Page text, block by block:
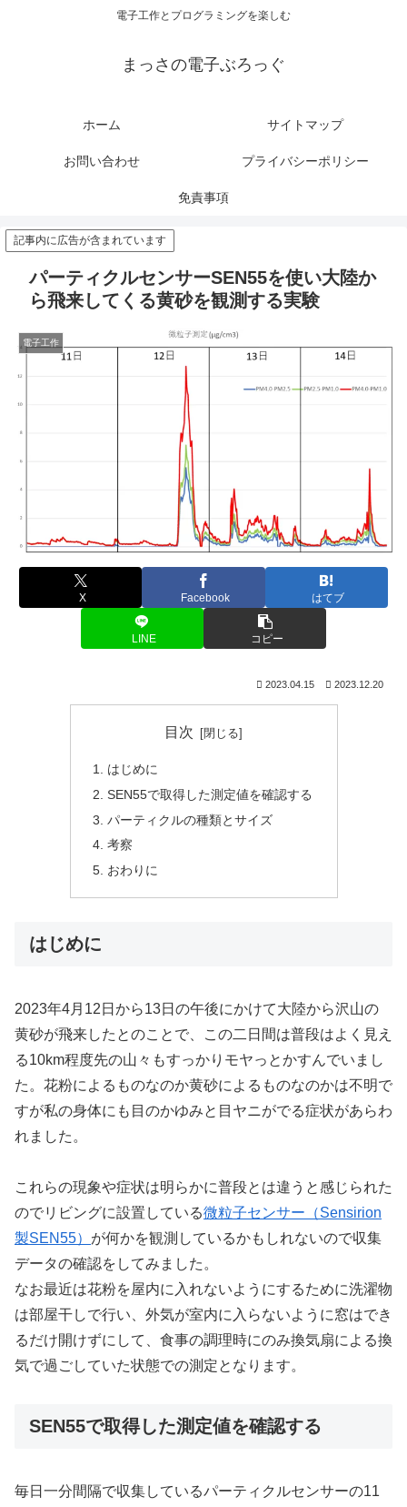
電子工作とプログラミングを楽しむ
まっさの電子ぶろっぐ
ホーム サイトマップ
お問い合わせ プライバシーポリシー
免責事項
記事内に広告が含まれています
パーティクルセンサーSEN55を使い大陸か
ら飛来してくる黄砂を観測する実験
電子工作
X Facebook はてブ
LINE コピー
2023.04.15 2023.12.20
目次
はじめに
SEN55で取得した測定値を確認する
パーティクルの種類とサイズ
考察
おわりに
はじめに
2023年4月12日から13日の午後にかけて大陸から沢山の
黄砂が飛来したとのことで、この二日間は普段はよく見え
る10km程度先の山々もすっかりモヤっとかすんでいまし
た。花粉によるものなのか黄砂によるものなのかは不明で
すが私の身体にも目のかゆみと目ヤニがでる症状があらわ
れました。
これらの現象や症状は明らかに普段とは違うと感じられた
のでリビングに設置している微粒子センサー（Sensirion
製SEN55） が何かを観測しているかもしれないので収集
データの確認をしてみました。
なお最近は花粉を屋内に入れないようにするために洗濯物
は部屋干しで行い、外気が室内に入らないように窓はでき
るだけ開けずにして、食事の調理時にのみ換気扇による換
気で過ごしていた状態での測定となります。
SEN55で取得した測定値を確認する
毎日一分間隔で収集しているパーティクルセンサーの11